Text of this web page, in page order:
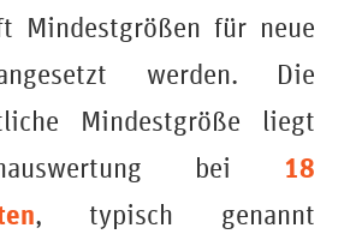
Mindestgrößen für neue
werden. Die
Mindestgröße liegt
bei 18
, typisch genannt